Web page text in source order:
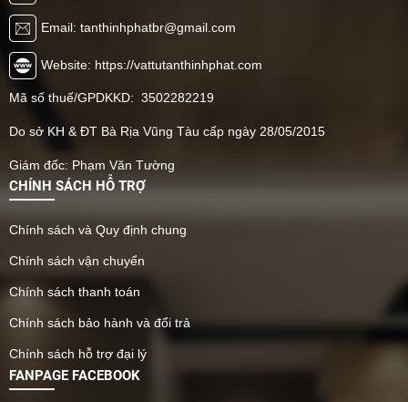
Email: tanthinhphatbr@gmail.com
Website: https://vattutanthinhphat.com
Mã số thuế/GPDKKD: 3502282219
Do sở KH & ĐT Bà Rịa Vũng Tàu cấp ngày 28/05/2015
Giám đốc: Phạm Văn Tường
CHÍNH SÁCH HỖ TRỢ
Chính sách và Quy định chung
Chính sách vận chuyển
Chính sách thanh toán
Chính sách bảo hành và đổi trả
Chính sách hỗ trợ đại lý
FANPAGE FACEBOOK